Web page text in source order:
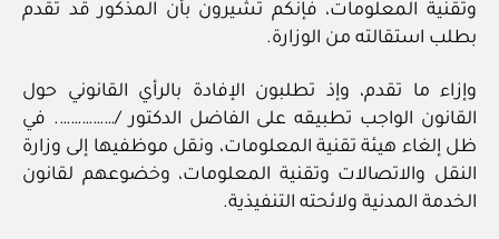
وتقنية المعلومات، فإنكم تشيرون بأن المذكور قد تقدم
بطلب استقالته من الوزارة.
وإزاء ما تقدم، وإذ تطلبون الإفادة بالرأي القانوني حول
القانون الواجب تطبيقه على الفاضل الدكتور /……………. في
ظل إلغاء هيئة تقنية المعلومات، ونقل موظفيها إلى وزارة
النقل والاتصالات وتقنية المعلومات، وخضوعهم لقانون
الخدمة المدنية ولائحته التنفيذية.